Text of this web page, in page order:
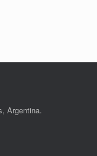
Argentina.